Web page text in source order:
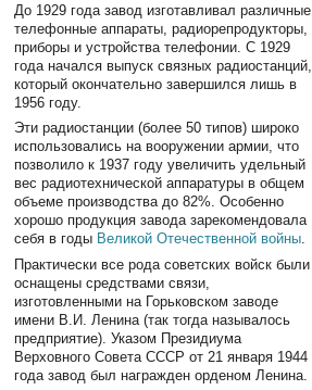
До 1929 года завод изготавливал различные
телефонные аппараты, радиорепродукторы,
приборы и устройства телефонии. С 1929
года начался выпуск связных радиостанций,
который окончательно завершился лишь в
1956 году.
Эти радиостанции (более 50 типов) широко
использовались на вооружении армии, что
позволило к 1937 году увеличить удельный
вес радиотехнической аппаратуры в общем
объеме производства до 82%. Особенно
хорошо продукция завода зарекомендовала
себя в годы Великой Отечественной войны.
Практически все рода советских войск были
оснащены средствами связи,
изготовленными на Горьковском заводе
имени В.И. Ленина (так тогда называлось
предприятие). Указом Президиума
Верховного Совета СССР от 21 января 1944
года завод был награжден орденом Ленина.